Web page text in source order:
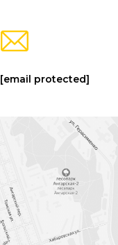
[email protected]